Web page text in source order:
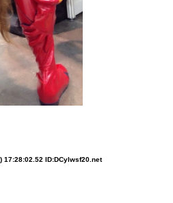
17:28:02.52 ID:DCylwsf20.net